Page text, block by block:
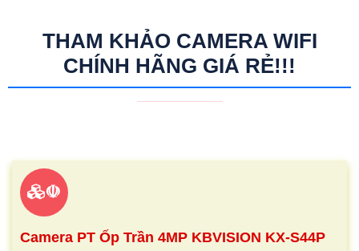
THAM KHẢO CAMERA WIFI
CHÍNH HÃNG GIÁ RẺ!!!
☫
Camera PT Ốp Trần 4MP KBVISION KX-S44P